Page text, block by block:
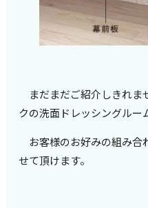
まだまだご紹介しきれま
クの洗面ドレッシングルー
お客様のお好みの組み合
せて頂けます。